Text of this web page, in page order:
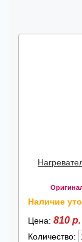
Наличие
Цена: 810 р.
Количество: